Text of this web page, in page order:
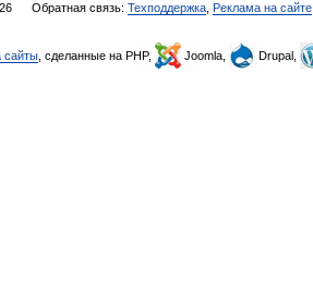
Обратная связь: Техподдержка Реклама на сайте
сайты , сделанные на PHP, Joomla, Drupal,